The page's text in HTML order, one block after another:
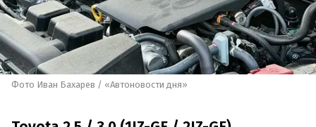
Фото Иван Бахарев / «Автоновости дня»